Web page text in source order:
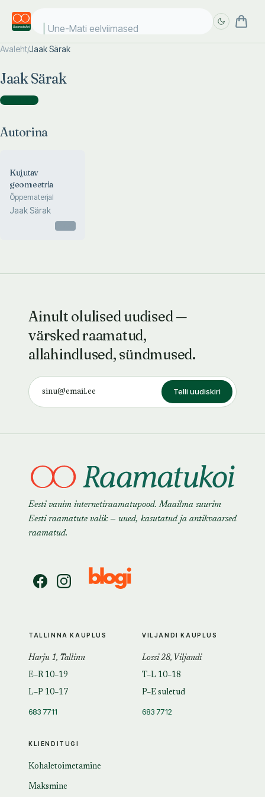
Une-Mati eelviimased k
Avaleht/Jaak Särak
Jaak Särak
Autorina )
Autorina
Kujutav
geomeetria
Õppematerjal
Jaak Särak
Ainult olulised uudised —
värsked raamatud,
allahindlused, sündmused.
Telli uudiskiri
Eesti vanim internetiraamatupood. Maailma suurim
Eesti raamatute valik — uued, kasutatud ja antikvaarsed
raamatud.
KLIENDITUGI
Kohaletoimetamine
Maksmine
TALLINNA KAUPLUS
Harju 1, Tallinn
E–R 10–19
L–P 10–17
683 7711
VILJANDI KAUPLUS
Lossi 28, Viljandi
T–L 10–18
P–E suletud
683 7712